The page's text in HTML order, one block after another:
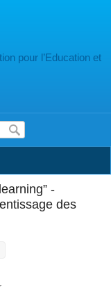
pour l’Education et
-
des